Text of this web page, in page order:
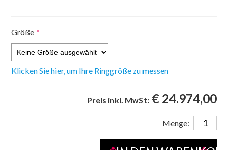
Größe *
Klicken Sie hier, um Ihre Ringgröße zu messen
Preis inkl. MwSt: € 24.974,00
Menge: